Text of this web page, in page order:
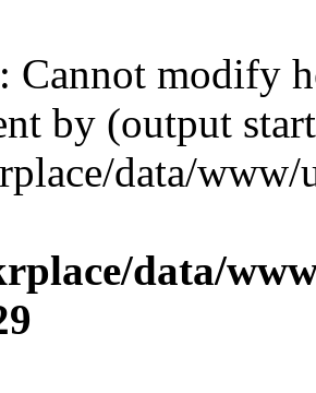
: Cannot modify
by (output
data/
data/